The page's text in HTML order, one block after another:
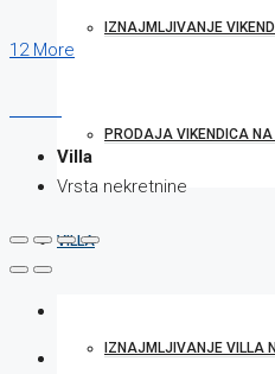
IZNAJMLJIVANJE
PRODAJA VIKENDICA
VILLA
IZNAJMLJIVANJE VILLA
12 More
Villa
Vrsta nekretnine